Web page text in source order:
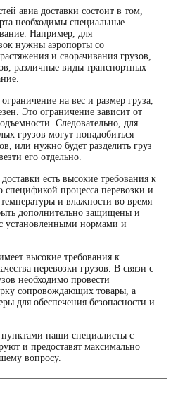
авиа доставки состоит в том,
необходимы специальные
Например, для
нужны аэропорты со
и сворачивания грузов,
различные виды транспортных
на вес и размер груза,
Это ограничение зависит от
Следовательно, для
грузов могут понадобиться
или нужно будет разделить груз
его отдельно.
есть высокие требования к
спецификой процесса перевозки и
и влажности во время
дополнительно защищены и
установленными нормами и
высокие требования к
перевозки грузов. В связи с
необходимо провести
сопровождающих товары, а
для обеспечения безопасности и
наши специалисты с
и предоставят максимально
вопросу.